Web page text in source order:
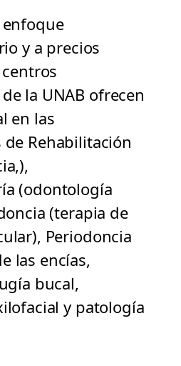
y a precios
la UNAB ofrecen
en las
Rehabilitación
(odontología
(terapia de
Periodoncia
las encías,
bucal,
y patología